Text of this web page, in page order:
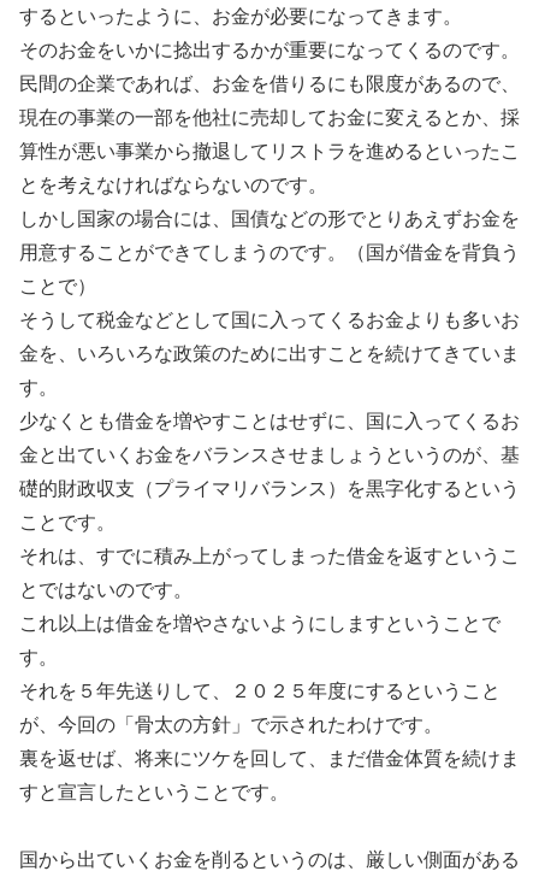
するといったように、お金が必要になってきます。
そのお金をいかに捻出するかが重要になってくるのです。
民間の企業であれば、お金を借りるにも限度があるので、
現在の事業の一部を他社に売却してお金に変えるとか、採
算性が悪い事業から撤退してリストラを進めるといったこ
とを考えなければならないのです。
しかし国家の場合には、国債などの形でとりあえずお金を
用意することができてしまうのです。（国が借金を背負う
ことで）
そうして税金などとして国に入ってくるお金よりも多いお
金を、いろいろな政策のために出すことを続けてきていま
す。
少なくとも借金を増やすことはせずに、国に入ってくるお
金と出ていくお金をバランスさせましょうというのが、基
礎的財政収支（プライマリバランス）を黒字化するという
ことです。
それは、すでに積み上がってしまった借金を返すというこ
とではないのです。
これ以上は借金を増やさないようにしますということで
す。
それを５年先送りして、２０２５年度にするということ
が、今回の「骨太の方針」で示されたわけです。
裏を返せば、将来にツケを回して、まだ借金体質を続けま
すと宣言したということです。
国から出ていくお金を削るというのは、厳しい側面がある